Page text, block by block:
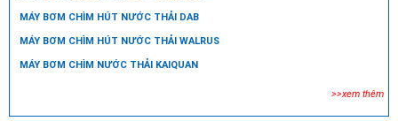
MÁY BƠM CHÌM HÚT NƯỚC THẢI DAB
MÁY BƠM CHÌM HÚT NƯỚC THẢI WALRUS
MÁY BƠM CHÌM NƯỚC THẢI KAIQUAN
>>xem thêm